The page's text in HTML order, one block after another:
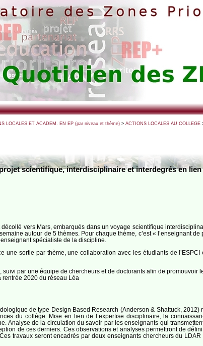
LOCALES ET ACADEM. EN EP (par niveau et thème)> ACTIONS LOCALES AU COLLEGE
scientifique, interdisciplinaire et interdegrés en
vers Mars, embarqués dans un voyage scientifique
autour de 5 thèmes. Pour chaque thème, c’est « l’enseignant
spécialiste de la discipline.
une sortie par thème, une collaboration avec les étudiants de
suivi par une équipe de chercheurs et de doctorants afin de
2020 du réseau Léa
de type Design Based Research (Anderson & Shattuck,
du collège. Mise en lien de l’expertise disciplinaire, la
Analyse de la circulation du savoir par les enseignants qui
de ces derniers. Ces observations et analyses permettront de
travaux seront encadrés par deux enseignants chercheurs du